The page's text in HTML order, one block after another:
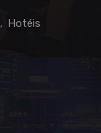
Hotéis